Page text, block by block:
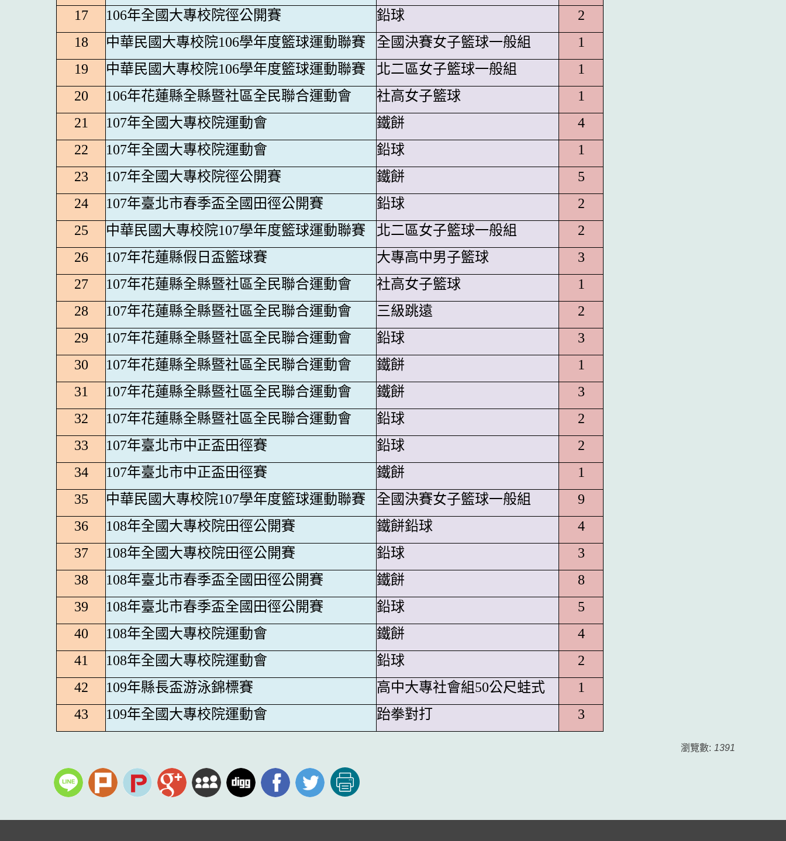
17
106年全國大專校院徑公開賽 鉛球
2
18
中華民國大專校院106學年度籃球運動聯賽 全國決賽女子籃球一般組
1
19
中華民國大專校院106學年度籃球運動聯賽 北二區女子籃球一般組
1
20
106年花蓮縣全縣暨社區全民聯合運動會 社高女子籃球
1
21
107年全國大專校院運動會 鐵餅
4
22
107年全國大專校院運動會 鉛球
1
23
107年全國大專校院徑公開賽 鐵餅
5
24
107年臺北市春季盃全國田徑公開賽 鉛球
2
25
中華民國大專校院107學年度籃球運動聯賽 北二區女子籃球一般組
2
26
107年花蓮縣假日盃籃球賽 大專高中男子籃球
3
27
107年花蓮縣全縣暨社區全民聯合運動會 社高女子籃球
1
28
107年花蓮縣全縣暨社區全民聯合運動會 三級跳遠
2
29
107年花蓮縣全縣暨社區全民聯合運動會 鉛球
3
30
107年花蓮縣全縣暨社區全民聯合運動會 鐵餅
1
31
107年花蓮縣全縣暨社區全民聯合運動會 鐵餅
3
32
107年花蓮縣全縣暨社區全民聯合運動會 鉛球
2
33
107年臺北市中正盃田徑賽 鉛球
2
34
107年臺北市中正盃田徑賽 鐵餅
1
35
中華民國大專校院107學年度籃球運動聯賽 全國決賽女子籃球一般組
9
36
108年全國大專校院田徑公開賽 鐵餅鉛球
4
37
108年全國大專校院田徑公開賽 鉛球
3
38
108年臺北市春季盃全國田徑公開賽 鐵餅
8
39
108年臺北市春季盃全國田徑公開賽 鉛球
5
40
108年全國大專校院運動會 鐵餅
4
41
108年全國大專校院運動會 鉛球
2
42
109年縣長盃游泳錦標賽 高中大專社會組50公尺蛙式
1
43
109年全國大專校院運動會 跆拳對打 3
瀏覽數: 1391